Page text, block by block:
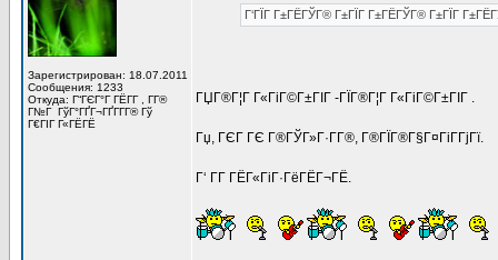
Зарегистрирован: 18.07.2011
Сообщения: 1233
Откуда: Г“ГЄГ°Г ГЁГ­Г , Г­Г®
Г№Г ГўГ°ГҐГ¬ГҐГ­Г­Г® Гў
Г€ГІГ Г«ГЁГЁ
Г‘ГЇГ Г±ГЁГЎГ® Г±ГЇГ Г±ГЁГЎГ® Г±ГЇГ
ГЏГ®Г¦Г Г«ГіГ©Г±ГІГ -ГЇГ®Г¦Г Г«ГіГ©Г±ГІГ .
Гџ, ГЄГ ГЄ Г®ГЎГ»Г·Г­Г®, Г®ГЇГ®Г§Г¤ГіГ­ГјГї.
Г‘ Г­Г ГЁГ«ГіГ·ГёГЁГ¬ГЁ.